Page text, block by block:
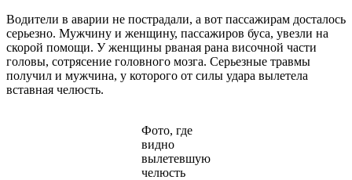
Водители в аварии не пострадали, а вот пассажирам досталось
серьезно. Мужчину и женщину, пассажиров буса, увезли на
скорой помощи. У женщины рваная рана височной части
головы, сотрясение головного мозга. Серьезные травмы
получил и мужчина, у которого от силы удара вылетела
вставная челюсть.
Фото, где
видно
вылетевшую
челюсть